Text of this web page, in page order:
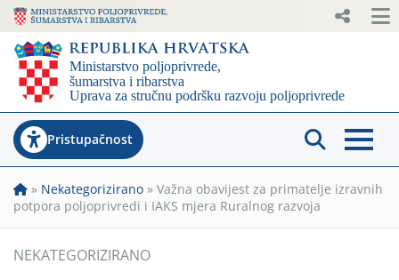
Pristupačnost
» Nekategorizirano » Važna obavijest za primatelje izravnih
potpora poljoprivredi i IAKS mjera Ruralnog razvoja
NEKATEGORIZIRANO